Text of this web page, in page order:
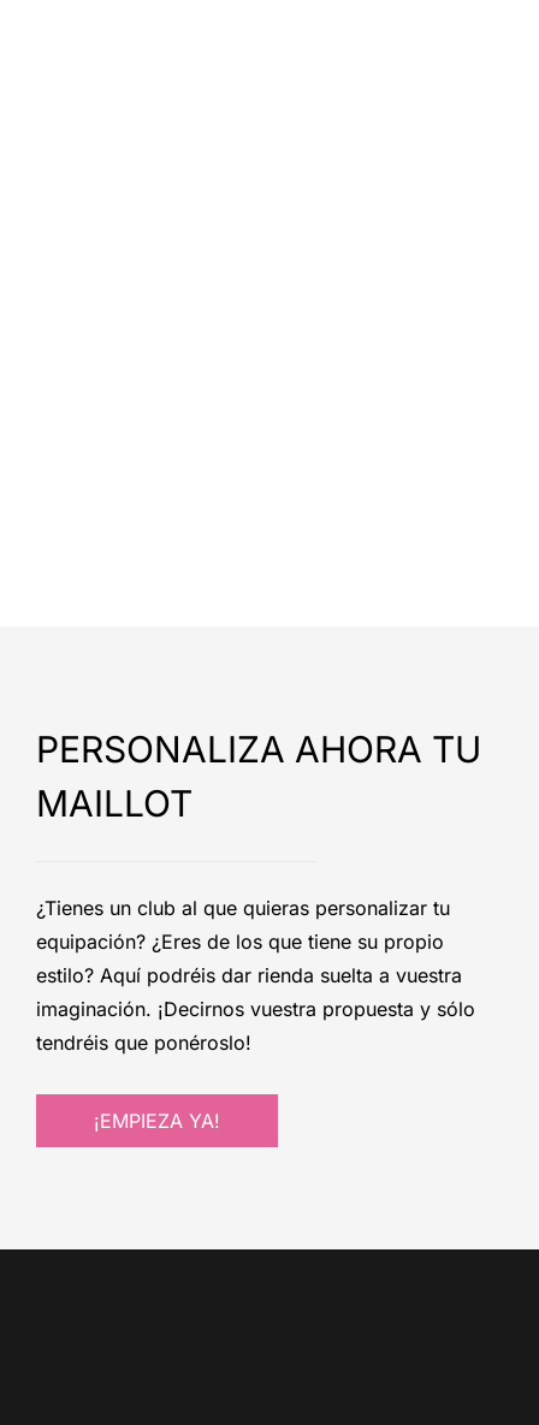
PERSONALIZA AHORA TU
MAILLOT
¿Tienes un club al que quieras personalizar tu
equipación? ¿Eres de los que tiene su propio
estilo? Aquí podréis dar rienda suelta a vuestra
imaginación. ¡Decirnos vuestra propuesta y sólo
tendréis que ponéroslo!
¡EMPIEZA YA!